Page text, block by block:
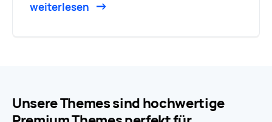
weiterlesen
Unsere Themes sind hochwertige